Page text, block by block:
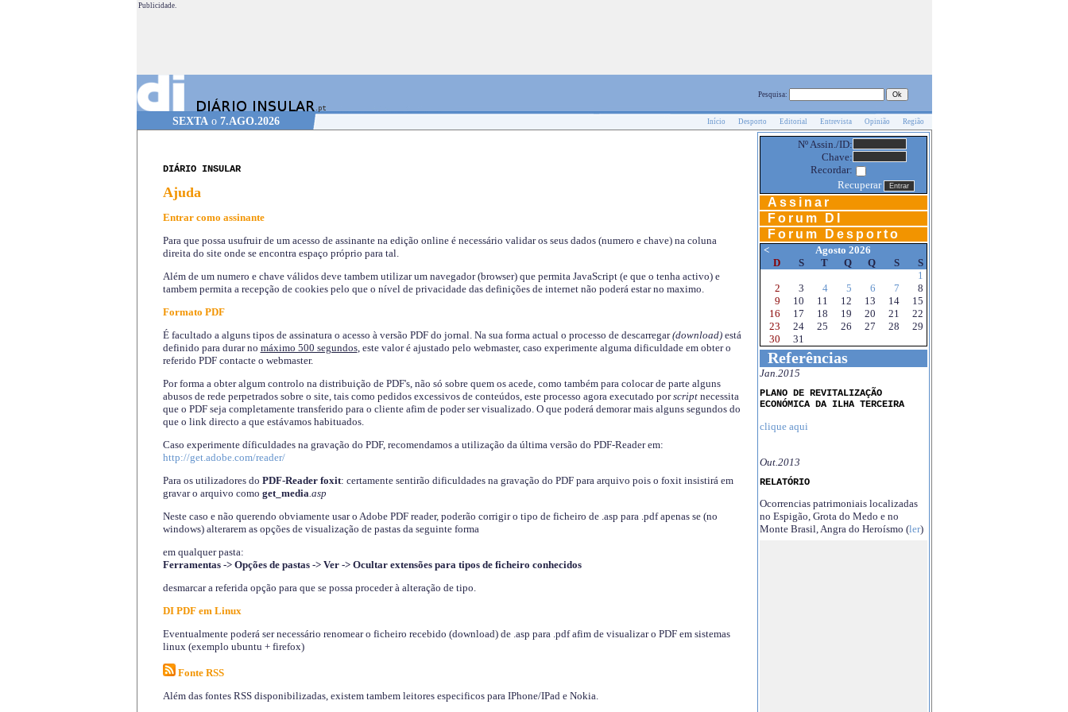
Publicidade.
Pesquisa:
SEXTAo 7.AGO.2026 Início Desporto Editorial Entrevista Opinião Região
DIÁRIO INSULAR
Ajuda
Entrar como assinante
Para que possa usufruir de um acesso de assinante na edição online é necessário validar os seus dados (numero e chave) na coluna
direita do site onde se encontra espaço próprio para tal.
Além de um numero e chave válidos deve tambem utilizar um navegador (browser) que permita JavaScript (e que o tenha activo) e
tambem permita a recepção de cookies pelo que o nível de privacidade das definições de internet não poderá estar no maximo.
Formato PDF
É facultado a alguns tipos de assinatura o acesso à versão PDF do jornal. Na sua forma actual o processo de descarregar(download)está
definido para durar no máximo 500 segundos, este valor é ajustado pelo webmaster, caso experimente alguma dificuldade em obter o
referido PDF contacte o webmaster.
Por forma a obter algum controlo na distribuição de PDF's, não só sobre quem os acede, como também para colocar de parte alguns
abusos de rede perpetrados sobre o site, tais como pedidos excessivos de conteúdos, este processo agora executado porscriptnecessita
que o PDF seja completamente transferido para o cliente afim de poder ser visualizado. O que poderá demorar mais alguns segundos do
que o link directo a que estávamos habituados.
Caso experimente díficuldades na gravação do PDF, recomendamos a utilização da última versão do PDF-Reader em:
http://get.adobe.com/reader/
Para os utilizadores do PDF-Reader foxit: certamente sentirão dificuldades na gravação do PDF para arquivo pois o foxit insistirá em
gravar o arquivo como get_media.asp
Neste caso e não querendo obviamente usar o Adobe PDF reader, poderão corrigir o tipo de ficheiro de .asp para .pdf apenas se (no
windows) alterarem as opções de visualização de pastas da seguinte forma
em qualquer pasta:
Ferramentas -> Opções de pastas -> Ver -> Ocultar extensões para tipos de ficheiro conhecidos
desmarcar a referida opção para que se possa proceder à alteração de tipo.
DI PDF em Linux
Eventualmente poderá ser necessário renomear o ficheiro recebido (download) de .asp para .pdf afim de visualizar o PDF em sistemas
linux (exemplo ubuntu + firefox)
Fonte RSS
Além das fontes RSS disponibilizadas, existem tambem leitores especificos para IPhone/IPad e Nokia.
Nº Assin./ID:
Chave:
Recordar:
Recuperar
Assinar
Forum DI
Forum Desporto
<
Agosto 2026
D
S T Q Q S
S
1
2
3 4 5 6 7
8
9
10 11 12 13 14
15
16
17 18 19 20 21
22
23
24 25 26 27 28
29
30
31
Referências
Jan.2015
PLANO DE REVITALIZAÇÃO
ECONÓMICA DA ILHA TERCEIRA
clique aqui
Out.2013
RELATÓRIO
Ocorrencias patrimoniais localizadas
no Espigão, Grota do Medo e no
Monte Brasil, Angra do Heroísmo (ler)